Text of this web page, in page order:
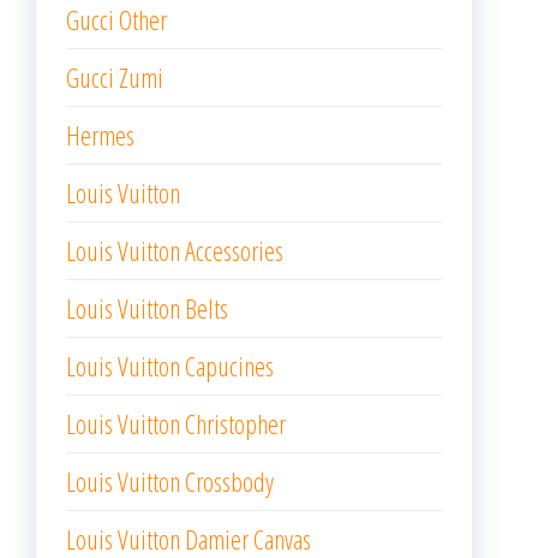
Gucci Other
Gucci Zumi
Hermes
Louis Vuitton
Louis Vuitton Accessories
Louis Vuitton Belts
Louis Vuitton Capucines
Louis Vuitton Christopher
Louis Vuitton Crossbody
Louis Vuitton Damier Canvas